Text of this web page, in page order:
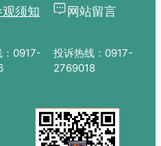
观须知 网站留言
：0917-
投诉热线：0917-
2769018